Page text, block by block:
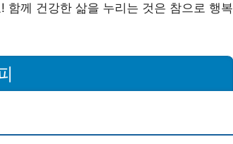
함께 건강한 삶을 누리는 것은 참으로 행복